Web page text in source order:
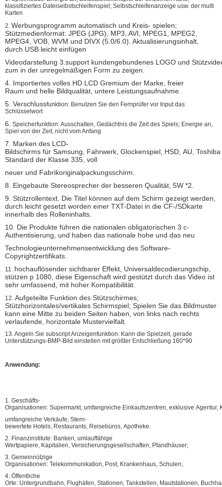
klassifiziertes Dateiselbstschleifenspiel; Selbstschleifenanzeige usw. der multi
Karten
2. Werbungsprogramm automatisch und Kreis- spielen;
Stützmedienformat: JPEG (JPG), MP3, AVI, MPEG1, MPEG2,
MPEG4, VOB, WVM und DIVX (5.0/6.0). Aktualisierungsinhalt,
durch USB leicht einfügen
Videodarstellung 3.support kundengebundenes LOGO und
zum in der unregelmäßigen Form zu zeigen.
4. Importiertes volles HD LCD Gremium der Marke, freier
Raum und helle Bildqualität, untere Leistungsaufnahme.
5. Verschlussfunktion: Benutzen Sie den Fernprüfer vor Input das
Schlüsselwort
6. Speicherfunktion: Ausschalten, Gedächtnis die Zeit des Spiels; Energie an,
Spiel von der Zeit, nicht vom Anfang
7. Marken des LCD-
Bildschirms für Samsung, Fahrwerk, Glockenspiel, HSD, AU,
Standard der Klasse 335, voll
neuer und Fabrikoriginalpackungsschirm.
8. Eingebaute Stereosprecher der besseren Qualität, 5W *2.
9. Stützrollentext. Die Titel können auf dem Schirm gezeigt werden,
durch leicht gesetzt worden einer TXT-Datei in die CF-/SDkarte
innerhalb des Rolleninhalts.
10. Die Produkte führen die nationalen obligatorischen 3 c-
Authentisierung, und haben das nationale hohe und das neu
Technologieunternehmensentwicklung des Software-
Copyrightzertifikats.
11. hochauflösender sichtbarer Effekt, Universaldecodierungschip,
stützen p 1080, diese Eigenschaft wird gestützt durch das Video ist
sehr umfassend, mit hoher Kompatibilität.
12. Aufgeteilte Funktion des Stützschirmes;
Stützhorizontales/vertikales Schirmspiel; Spielen Sie das Bildmuster
kann eine Mitte zu beiden Seiten haben, von links nach rechts
verlaufende, horizontale Mustervielfalt.
13. Angeln Sie subscript Anzeigenfunktion: Kann die Spielzeit, gerade
Unterstützungs-BMP-Bild einstellen mit größter Entschließung 160*90
Anwendung:
1. Geschäfts-
Organisationen: Supermarkt, umfangreiche Einkaufszentren, exklusive Agentur,
umfangreiche Verkäufe, Stern-
bewertete Hotels, Restaurants, Reisebüros, Apotheke.
2. Finanzinstitute: Banken, umlauffähige
Wertpapiere, Kapitalien, Versicherungsgesellschaften, Pfandhäuser;
3. Gemeinnützige
Organisationen: Telekommunikation, Post, Krankenhaus, Schulen;
4. Öffentliche
Orte: Untergrundbahn, Flughäfen, Stationen, Tankstellen, Mautstationen,